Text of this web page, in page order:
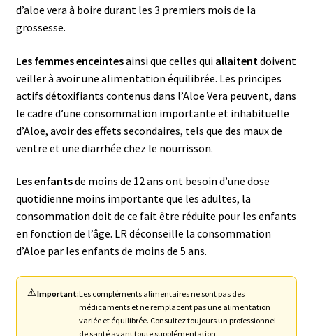
d’aloe vera à boire durant les 3 premiers mois de la
grossesse.
Les femmes enceintesainsi que celles qui allaitent doivent
veiller à avoir une alimentation équilibrée. Les principes
actifs détoxifiants contenus dans l’Aloe Vera peuvent, dans
le cadre d’une consommation importante et inhabituelle
d’Aloe, avoir des effets secondaires, tels que des maux de
ventre et une diarrhée chez le nourrisson.
Les enfantsde moins de 12 ans ont besoin d’une dose
quotidienne moins importante que les adultes, la
consommation doit de ce fait être réduite pour les enfants
en fonction de l’âge. LR déconseille la consommation
d’Aloe par les enfants de moins de 5 ans.
⚠️Important:Les compléments alimentaires ne sont pas des
médicaments et ne remplacent pas une alimentation
variée et équilibrée. Consultez toujours un professionnel
de santé avant toute supplémentation.